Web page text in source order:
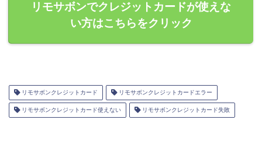
リモサボンでクレジットカードが使えな
い方はこちらをクリック
リモサボンクレジットカード リモサボンクレジットカードエラー
リモサボンクレジットカード使えない リモサボンクレジットカード失敗